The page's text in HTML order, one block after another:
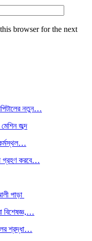
browser for the next
নতুন…
জব্দ
গ্রহণ করবে…
পাড়া
বিশেষজ্ঞ,…
শ্রদ্ধা…